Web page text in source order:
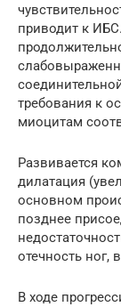
приводит к
требования к
миоцитам
Развивается
дилатация
основном
позднее
отечность ног,
В ходе